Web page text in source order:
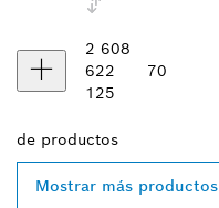
2 608
622
125
70
de productos
Mostrar más productos